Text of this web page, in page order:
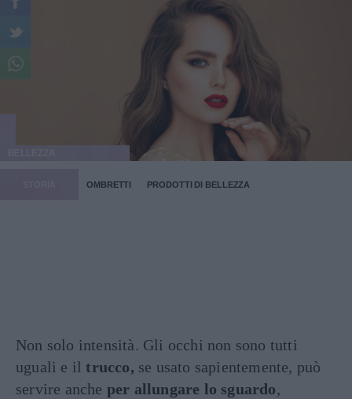
OMBRETTI PRODOTTI DI BELLEZZA
Non solo intensità. Gli occhi non sono tutti
uguali e iltrucco, se usato sapientemente, può
servire anche per allungare lo sguardo,